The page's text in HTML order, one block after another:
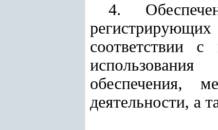
4.
соответствии
обеспечения,
деятельности, а